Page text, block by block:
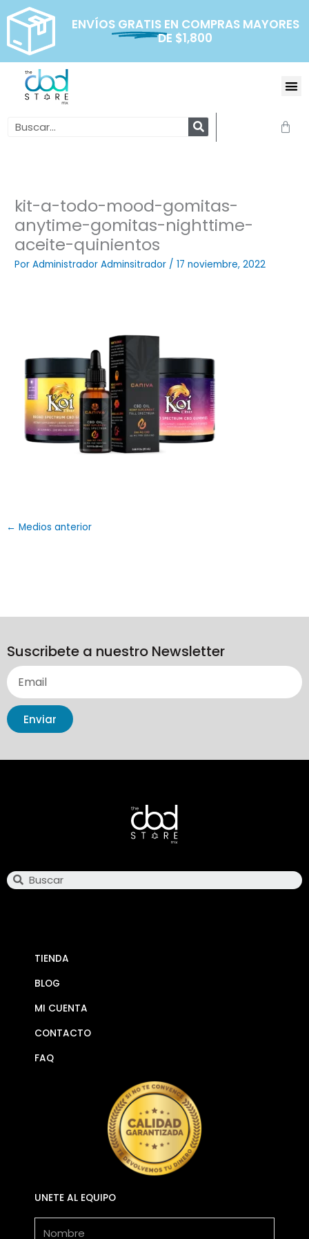
contenido
ENVÍOS GRATIS EN COMPRAS MAYORES
DE $1,800
Search
kit-a-todo-mood-gomitas-
anytime-gomitas-nighttime-
aceite-quinientos
PorAdministrador Adminsitrador /17 noviembre, 2022
← Medios anterior
Suscribete a nuestro Newsletter
Enviar
TIENDA
BLOG
MI CUENTA
CONTACTO
FAQ
UNETE AL EQUIPO